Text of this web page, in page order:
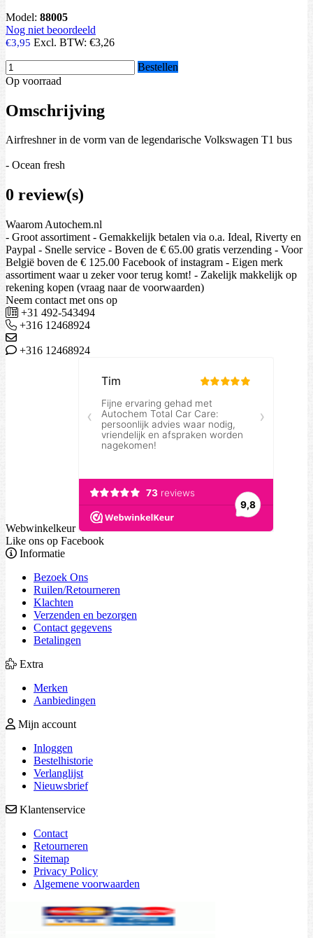
Model: 88005
Nog niet beoordeeld
€3,95 Excl. BTW: €3,26
Bestellen
Op voorraad
Omschrijving
Airfreshner in de vorm van de legendarische Volkswagen T1 bus
- Ocean fresh
0 review(s)
Waarom Autochem.nl
- Groot assortiment - Gemakkelijk betalen via o.a. Ideal, Riverty en
Paypal - Snelle service - Boven de € 65.00 gratis verzending - Voor
België boven de € 125.00 Facebook of instagram - Eigen merk
assortiment waar u zeker voor terug komt! - Zakelijk makkelijk op
rekening kopen (vraag naar de voorwaarden)
Neem contact met ons op
+31 492-543494
+316 12468924
+316 12468924
Webwinkelkeur
Like ons op Facebook
Informatie
Bezoek Ons
Ruilen/Retourneren
Klachten
Verzenden en bezorgen
Contact gegevens
Betalingen
Extra
Merken
Aanbiedingen
Mijn account
Inloggen
Bestelhistorie
Verlanglijst
Nieuwsbrief
Klantenservice
Contact
Retourneren
Sitemap
Privacy Policy
Algemene voorwaarden